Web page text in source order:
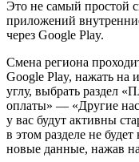
Это не самый простой
приложений
через Google Play.
Смена региона
Google Play, нажать на
углу, выбрать раздел
оплаты» — «Другие
у вас будут активны
в этом разделе не
новые данные, нажав